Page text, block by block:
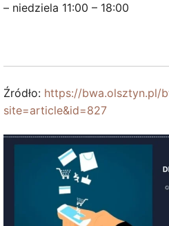
– niedziela 11:00 – 18:00
Źródło: https://bwa.olsztyn.pl/
site=article&id=827